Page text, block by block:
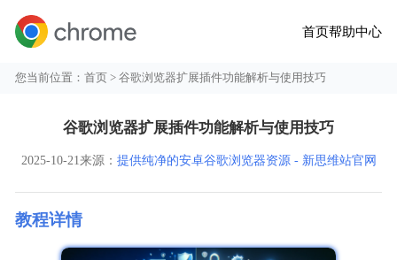
首页帮助中心
您当前位置：首页 > 谷歌浏览器扩展插件功能解析与使用技巧
谷歌浏览器扩展插件功能解析与使用技巧
2025-10-21来源： 提供纯净的安卓谷歌浏览器资源 - 新思维站官网
教程详情